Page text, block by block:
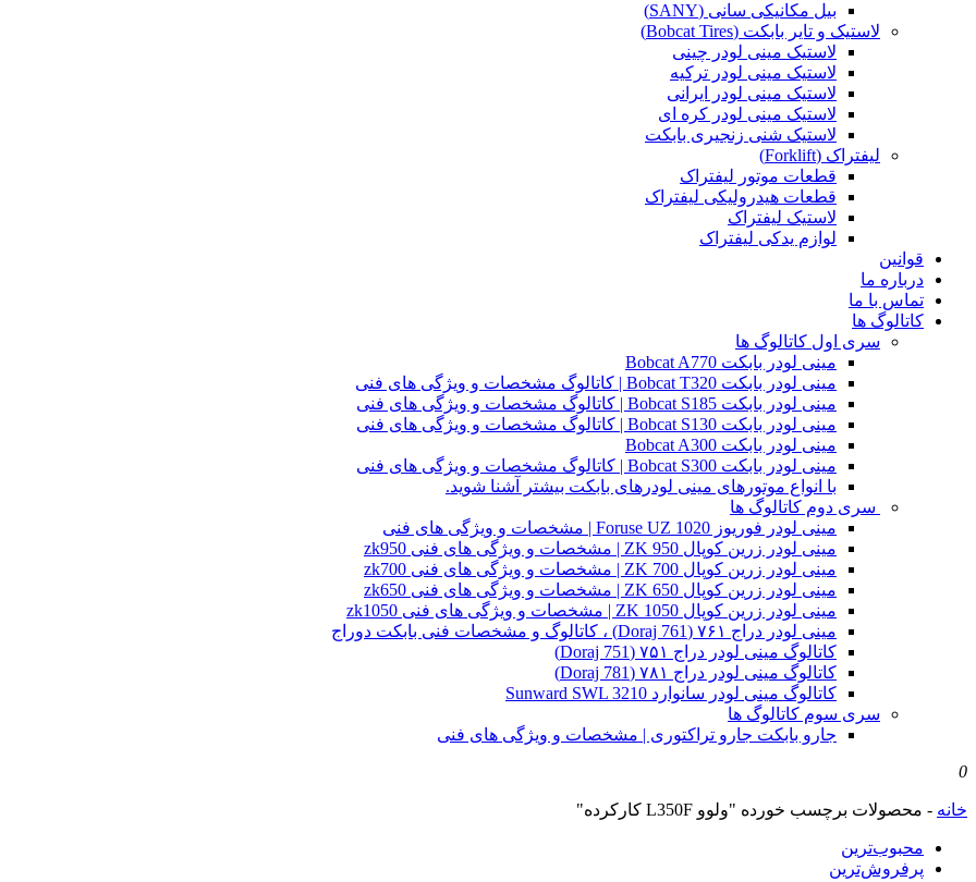
بیل مکانیکی سانی (SANY)
لاستیک و تایر بابکت (Bobcat Tires)
لاستیک مینی لودر چینی
لاستیک مینی لودر ترکیه
لاستیک مینی لودر ایرانی
لاستیک مینی لودر کره ای
لاستیک شنی زنجیری بابکت
لیفتراک (Forklift)
قطعات موتور لیفتراک
قطعات هیدرولیکی لیفتراک
لاستیک لیفتراک
لوازم یدکی لیفتراک
قوانین
درباره ما
تماس با ما
کاتالوگ ها
سری اول کاتالوگ ها
مینی لودر بابکت Bobcat A770
مینی لودر بابکت Bobcat T320 | کاتالوگ مشخصات و ویژگی های فنی
مینی لودر بابکت Bobcat S185 | کاتالوگ مشخصات و ویژگی های فنی
مینی لودر بابکت Bobcat S130 | کاتالوگ مشخصات و ویژگی های فنی
مینی لودر بابکت Bobcat A300
مینی لودر بابکت Bobcat S300 | کاتالوگ مشخصات و ویژگی های فنی
با انواع موتورهای مینی لودرهای بابکت بیشتر آشنا شوید.
سری دوم کاتالوگ ها
مینی لودر فوریوز Foruse UZ 1020 | مشخصات و ویژگی های فنی
مینی لودر زرین کوپال ZK 950 | مشخصات و ویژگی های فنی zk950
مینی لودر زرین کوپال ZK 700 | مشخصات و ویژگی های فنی zk700
مینی لودر زرین کوپال ZK 650 | مشخصات و ویژگی های فنی zk650
مینی لودر زرین کوپال ZK 1050 | مشخصات و ویژگی های فنی zk1050
مینی لودر دراج ۷۶۱ (Doraj 761) ، کاتالوگ و مشخصات فنی بابکت دوراج
کاتالوگ مینی لودر دراج ۷۵۱ (Doraj 751)
کاتالوگ مینی لودر دراج ۷۸۱ (Doraj 781)
کاتالوگ مینی لودر سانوارد Sunward SWL 3210
سری سوم کاتالوگ ها
جارو بابکت جارو تراکتوری | مشخصات و ویژگی های فنی
0
خانه - محصولات برچسب خورده "ولوو L350F کارکرده"
محبوب‌ترین
پرفروش‌ترین